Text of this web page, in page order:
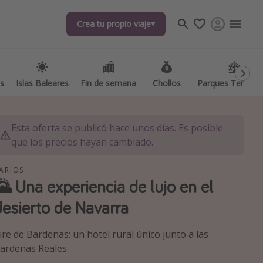
Crea tu propio viaje
Islas Baleares Fin de semana Chollos Parques
Crea tu propio viaje
Islas Baleares Fin de semana Chollos Parques
destinos
Esta oferta se publicó hace unos días. Es posible
que los precios hayan cambiado.
Una experiencia de lujo en el
de Navarra
de Bardenas: un hotel rural único junto a las
Reales